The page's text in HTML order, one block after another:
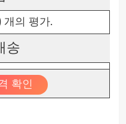
개의 평가.
송
확인